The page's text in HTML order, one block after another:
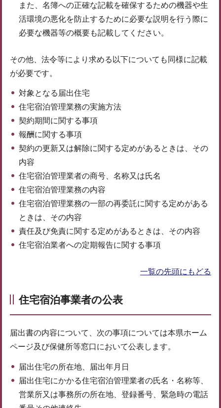
また、名簿への正確な記載を確保するための機器や生
活環境の悪化を防止するために必要な説明を行う際に
必要な機器等の概要も記載してください。
その他、法令等により求める以下についても同様に記載
が必要です。
対象となる届出住宅
住宅宿泊管理業務の実施方法
契約期間に関する事項
報酬に関する事項
契約の更新又は解除に関する定めがあるときは、その
内容
住宅宿泊管理業者の商号、名称又は氏名
住宅宿泊管理業務の内容
住宅宿泊管理業務の一部の再委託に関する定めがある
ときは、その内容
責任及び免責に関する定めがあるときは、その内容
住宅宿泊業者への定期報告に関する事項
一覧の先頭にもどる
住宅宿泊事業者の公表
届出書の内容について、次の事項については本県ホーム
ページ及び保健所等窓口において公表します。
届出住宅の所在地、届出年月日
届出住宅にかかる住宅宿泊管理業者の氏名・名称等、
営業所又は事務所の所在地、登録番号、緊急時の電話